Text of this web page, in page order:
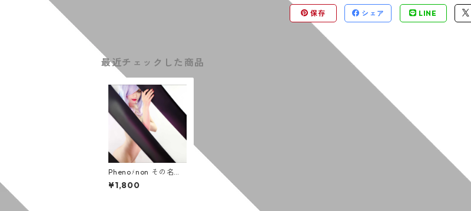
保存 シェア LINE
最近チェックした商品
Phenoﾒnon その名は
スペィド
¥1,800